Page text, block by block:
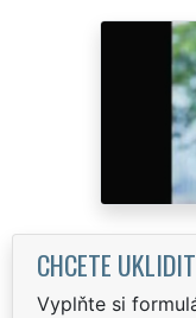
CHCETE
Vyplňte si